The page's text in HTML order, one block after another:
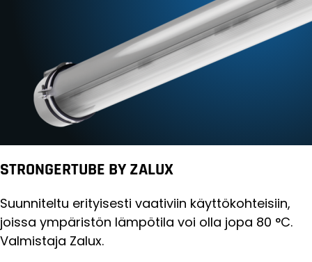
STRONGERTUBE BY ZALUX
Suunniteltu erityisesti vaativiin käyttökohteisiin,
joissa ympäristön lämpötila voi olla jopa 80 °C.
Valmistaja Zalux.